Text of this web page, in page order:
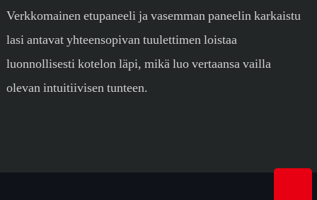
Verkkomainen etupaneeli ja vasemman paneelin karkaistu
lasi antavat yhteensopivan tuulettimen loistaa
luonnollisesti kotelon läpi, mikä luo vertaansa vailla
olevan intuitiivisen tunteen.